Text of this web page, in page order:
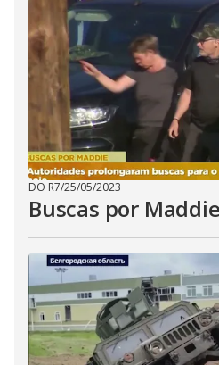
DO R7/25/05/2023
Buscas por Maddie